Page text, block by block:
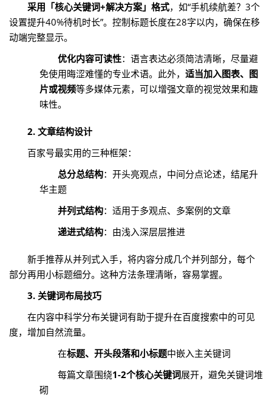
采用「核心关键词+解决方案」格式，如“手机续航差？3个
设置提升40%待机时长”。控制标题长度在28字以内，确保在移
动端完整显示。
优化内容可读性：语言表达必须简洁清晰，尽量避
免使用晦涩难懂的专业术语。此外， 适当加入图表、图
片或视频等多媒体元素，可以增强文章的视觉效果和趣
味性。
2. 文章结构设计
百家号最实用的三种框架：
总分总结构：开头亮观点，中间分点论述，结尾升
华主题
并列式结构：适用于多观点、多案例的文章
递进式结构：由浅入深层层推进
新手推荐从并列式入手，将内容分成几个并列部分，每个
部分再用小标题细分。这种方法条理清晰，容易掌握。
3. 关键词布局技巧
在内容中科学分布关键词有助于提升在百度搜索中的可见
度，增加自然流量。
在标题、开头段落和小标题中嵌入主关键词
每篇文章围绕1-2个核心关键词展开，避免关键词堆
砌